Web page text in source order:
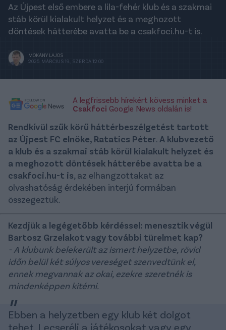
Az Újpest első embere a lila-fehér klub és a szakmai
stáb körül kialakult helyzet és a meghozott
döntések hátterébe avatta be a csakfoci.hu-t is.
MOKÁNY LAJOS
2025. MÁRCIUS 19., SZERDA 12:00
A legfrissebb hírekért kövess minket a
Csakfoci Google News oldalán is!
Rendkívül szűk körű háttérbeszélgetést tartott
az Újpest FC elnöke, Ratatics Péter. A klubvezető
a klub és a szakmai stáb körül kialakult helyzet és
a meghozott döntések hátterébe avatta be a
csakfoci.hu-t is, az elhangzottakat az
olvashatóság érdekében interjú formában
összegeztük.
Kezdjük a legégetőbb kérdéssel: menesztik végül
Bartosz Grzelakot vagy további türelmet kap?
- A klubunk belekerült az ismert helyzetbe, rövid
időn belül két súlyos vereséget szenvedtünk el,
ennek megvannak az okai, ezekre szeretnék is
mindenképpen kitérni.
Ebben a helyzetben egy klub két dolgot
tehet. Lecseréli a játékosokat vagy egy